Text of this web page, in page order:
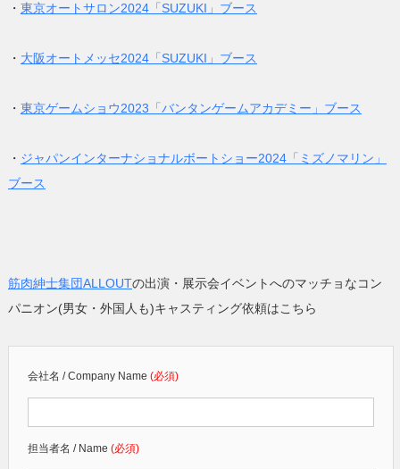
・ 東京オートサロン2024「SUZUKI」ブース
・ 大阪オートメッセ2024「SUZUKI」ブース
・ 東京ゲームショウ2023「バンタンゲームアカデミー」ブース
・ ジャパンインターナショナルボートショー2024「ミズノマリン」
ブース
筋肉紳士集団ALLOUTの出演・展示会イベントへのマッチョなコン
パニオン(男女・外国人も)キャスティング依頼はこちら
会社名 / Company Name (必須)
担当者名 / Name (必須)